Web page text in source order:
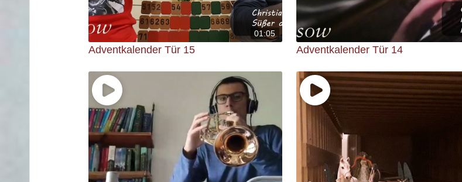
01:05
Adventkalender Tür 15 Adventkalender Tür 14